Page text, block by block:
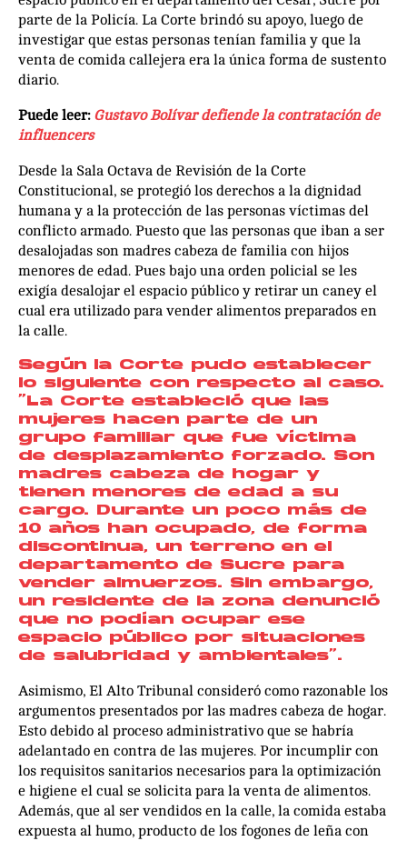
parte de la Policía. La Corte brindó su apoyo, luego de
investigar que estas personas tenían familia y que la
venta de comida callejera era la única forma de sustento
diario.
Puede leer: Gustavo Bolívar defiende la contratación de
influencers
Desde la Sala Octava de Revisión de la Corte
Constitucional, se protegió los derechos a la dignidad
humana y a la protección de las personas víctimas del
conflicto armado. Puesto que las personas que iban a ser
desalojadas son madres cabeza de familia con hijos
menores de edad. Pues bajo una orden policial se les
exigía desalojar el espacio público y retirar un caney el
cual era utilizado para vender alimentos preparados en
la calle.
Según la Corte pudo establecer
lo siguiente con respecto al caso.
“La Corte estableció que las
mujeres hacen parte de un
grupo familiar que fue víctima
de desplazamiento forzado. Son
madres cabeza de hogar y
tienen menores de edad a su
cargo. Durante un poco más de
10 años han ocupado, de forma
discontinua, un terreno en el
departamento de Sucre para
vender almuerzos. Sin embargo,
un residente de la zona denunció
que no podían ocupar ese
espacio público por situaciones
de salubridad y ambientales”.
Asimismo, El Alto Tribunal consideró como razonable los
argumentos presentados por las madres cabeza de hogar.
Esto debido al proceso administrativo que se habría
adelantado en contra de las mujeres. Por incumplir con
los requisitos sanitarios necesarios para la optimización
e higiene el cual se solicita para la venta de alimentos.
Además, que al ser vendidos en la calle, la comida estaba
expuesta al humo, producto de los fogones de leña con